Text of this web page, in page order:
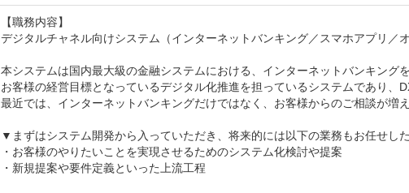
【職務内容】
デジタルチャネル向けシステム（インターネットバンキング／スマホアプリ／
本システムは国内最大級の金融システムにおける、インターネットバンキング
お客様の経営目標となっているデジタル化推進を担っているシステムであり、
最近では、インターネットバンキングだけではなく、お客様からのご相談が増
▼まずはシステム開発から入っていただき、将来的には以下の業務もお任せし
・お客様のやりたいことを実現させるためのシステム化検討や提案
・新規提案や要件定義といった上流工程